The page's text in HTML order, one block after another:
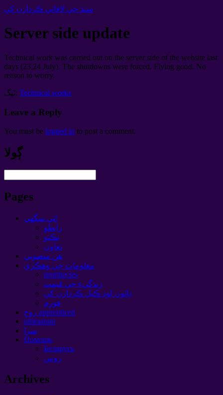
سنڌ جي لافاني ڪردارن کي
Server side update
Technical work was carried out on the server side of the website last
days (23,24 July). The shutdowns were forced. Flying good. No
reason to worry.
ٽيگ: Technical works
Leave a Reply
You must be logged in to post a comment.
ڳولا
Pages
ٿي سگهي!
رابطو
نڪتو
تعاون
هن منصوبي
معلومات جي وهڪري
prophecies
زندگيء جي قيمت
ڊائون لوڊ ڪيل ڪردارن کي
فورم
روح apprenticed
ultimatum
سزا
Помощь
Беларусь
روس
Archives